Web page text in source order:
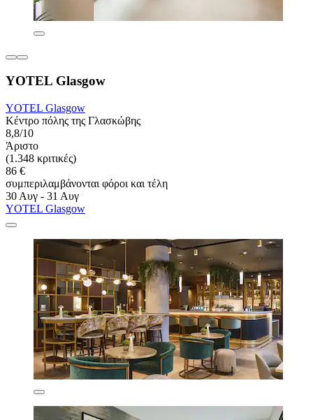
YOTEL Glasgow
YOTEL Glasgow
Κέντρο πόλης της Γλασκώβης
8,8/10
Άριστο
(1.348 κριτικές)
86 €
συμπεριλαμβάνονται φόροι και τέλη
30 Αυγ - 31 Αυγ
YOTEL Glasgow